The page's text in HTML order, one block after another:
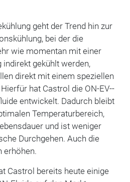
geht der Trend hin zur
bei der die
wie momentan mit einer
gekühlt werden,
direkt mit einem speziellen
hat Castrol die ON-EV-­
entwickelt. Dadurch bleibt
Temperaturbereich,
und ist weniger
Durchgehen. Auch die
erhöhen.
Castrol bereits heute einige